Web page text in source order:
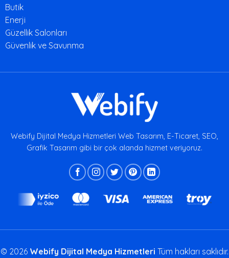
Butik
Enerji
Güzellik Salonları
Güvenlik ve Savunma
Webify Dijital Medya Hizmetleri Web Tasarım, E-Ticaret, SEO,
Grafik Tasarım gibi bir çok alanda hizmet veriyoruz.
© 2026 Webify Dijital Medya Hizmetleri Tüm hakları saklıdır.